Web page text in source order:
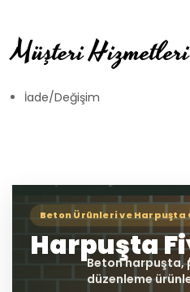
Müşteri Hizmetleri
İade/Değişim